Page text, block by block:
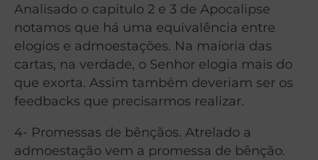
Analisado o capitulo 2 e 3 de Apocalipse
notamos que há uma equivalência entre
elogios e admoestações. Na maioria das
cartas, na verdade, o Senhor elogia mais do
que exorta. Assim também deveriam ser os
feedbacks que precisarmos realizar.
4- Promessas de bênçãos. Atrelado a
admoestação vem a promessa de bênção.